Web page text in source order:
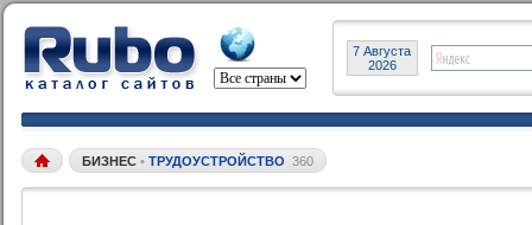
7 Августа
2026
БИЗНЕС • ТРУДОУСТРОЙСТВО 360